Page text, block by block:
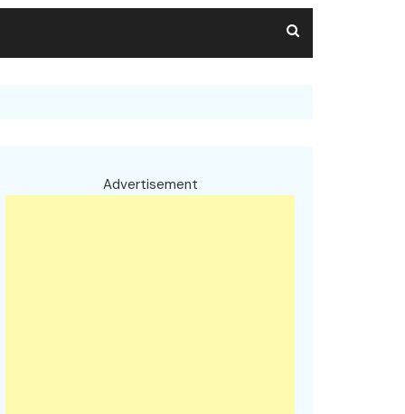
Advertisement